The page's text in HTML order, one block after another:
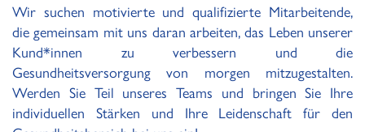
Wir suchen motivierte und qualifizierte Mitarbeitende,
die gemeinsam mit uns daran arbeiten, das Leben unserer
Kund*innen zu verbessern und die
Gesundheitsversorgung von morgen mitzugestalten.
Werden Sie Teil unseres Teams und bringen Sie Ihre
individuellen Stärken und Ihre Leidenschaft für den